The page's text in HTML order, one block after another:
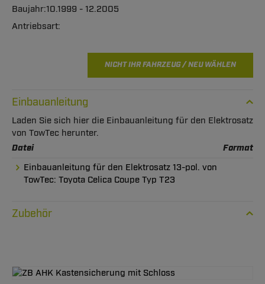
10.1999 - 12.2005
NICHT IHR FAHRZEUG / NEU WÄHLEN
Einbauanleitung
Laden Sie sich hier die Einbauanleitung für den Elektrosatz
von TowTec herunter.
Datei Format
Einbauanleitung für den Elektrosatz 13-pol. von
TowTec: Toyota Celica Coupe Typ T23
Zubehör